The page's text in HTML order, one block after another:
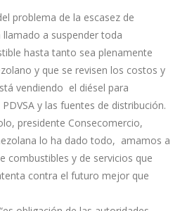
problema de la escasez de
a suspender toda
hasta tanto sea plenamente
y que se revisen los costos y
vendiendo el diésel para
y las fuentes de distribución.
presidente Consecomercio,
lo ha dado todo, amamos a
combustibles y de servicios que
contra el futuro mejor que